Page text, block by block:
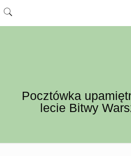
Pocztówka
lecie Bitwy